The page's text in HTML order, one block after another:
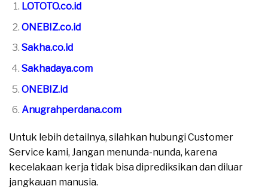
LOTOTO.co.id
ONEBIZ.co.id
Sakha.co.id
Sakhadaya.com
ONEBIZ.id
Anugrahperdana.com
Untuk lebih detailnya, silahkan hubungi Customer
Service kami, Jangan menunda-nunda, karena
kecelakaan kerja tidak bisa diprediksikan dan diluar
jangkauan manusia.